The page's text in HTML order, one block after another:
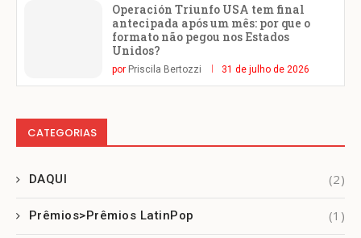
Operación Triunfo USA tem final
antecipada após um mês: por que o
formato não pegou nos Estados
Unidos?
por Priscila Bertozzi 31 de julho de 2026
CATEGORIAS
DAQUI (2)
Prêmios>Prêmios LatinPop (1)